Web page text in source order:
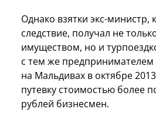
Однако взятки экс-министр,
следствие, получал не
имуществом, но и
с тем же предпринимателем
на Мальдивах в октябре
путевку стоимостью более
рублей бизнесмен.